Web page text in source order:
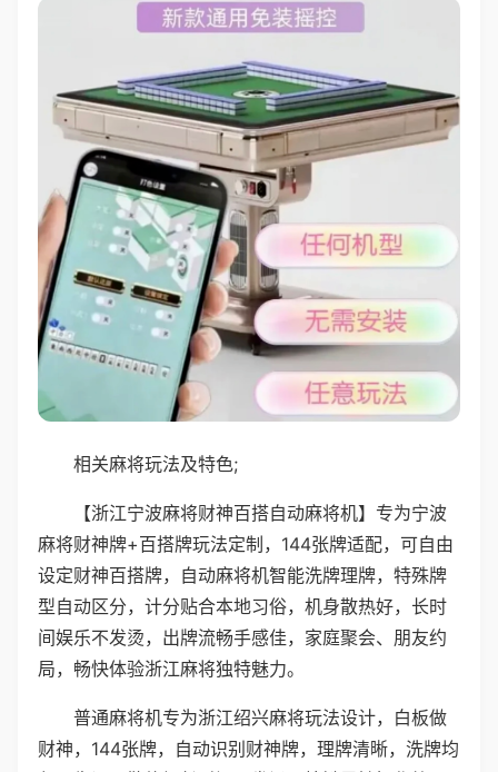
相关麻将玩法及特色;
【浙江宁波麻将财神百搭自动麻将机】专为宁波
麻将财神牌+百搭牌玩法定制，144张牌适配，可自由
设定财神百搭牌，自动麻将机智能洗牌理牌，特殊牌
型自动区分，计分贴合本地习俗，机身散热好，长时
间娱乐不发烫，出牌流畅手感佳，家庭聚会、朋友约
局，畅快体验浙江麻将独特魅力。
普通麻将机专为浙江绍兴麻将玩法设计，白板做
财神，144张牌，自动识别财神牌，理牌清晰，洗牌均